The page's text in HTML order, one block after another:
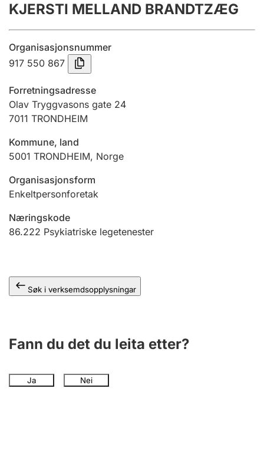
Årsrekneskap
Innsending og forseinkingsgebyr
Tinglysing
Jeger
Ektepaktrettleiaren
Andre tema
KJERSTI MELLAND BRANDTZÆG
Organisasjonsnummer
917 550 867
Forretningsadresse
Olav Tryggvasons gate 24
7011 TRONDHEIM
Kommune, land
5001 TRONDHEIM, Norge
Organisasjonsform
Enkeltpersonforetak
Næringskode
86.222 Psykiatriske legetenester
Søk i verksemdsopplysningar
Fann du det du leita etter?
Ja Nei